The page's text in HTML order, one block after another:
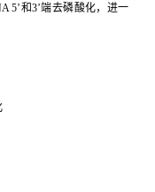
5’和3’端去磷酸化，进一